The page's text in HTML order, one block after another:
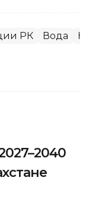
РК Вода